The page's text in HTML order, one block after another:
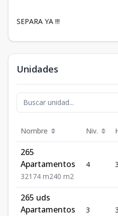
SEPARA YA !!!
Unidades
Nombre Niv.
265
Apartamentos
321 74 m240 m2
4 3
265 uds
Apartamentos
3 3